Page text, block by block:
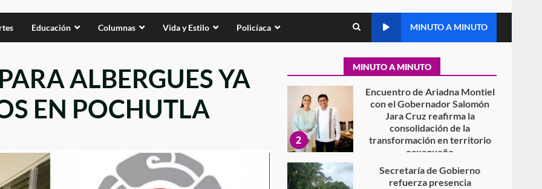
Educación Columnas Vida y Estilo Policíaca MINUTO A MINUTO
ALBERGUES YA
EN POCHUTLA
MINUTO A MINUTO
1
Encuentro de Ariadna Montiel
con el Gobernador Salomón
Jara Cruz reafirma la
consolidación de la
transformación en territorio
oaxaqueño
30 julio 2026
3
Secretaría de Gobierno
refuerza presencia
institucional en San Juan
20 julio 2026